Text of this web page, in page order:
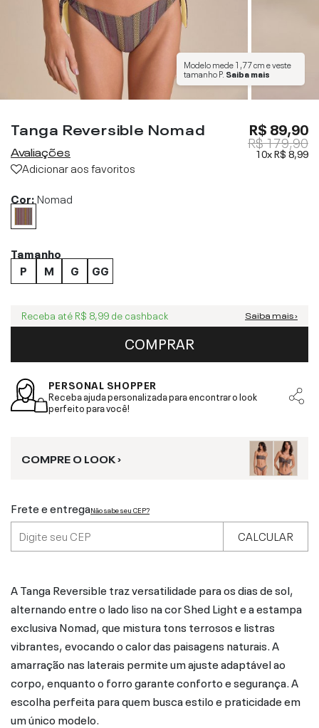
Modelo mede1,77 cme veste
tamanhoP. Saiba mais
Tanga Reversible Nomad
Avaliações
Adicionar aos favoritos
R$ 89,90
R$ 179,90
10xR$ 8,99
Cor:Nomad
Tamanho
P
M G GG
Receba até R$ 8,99 de cashback Saiba mais ›
COMPRAR
PERSONAL SHOPPER
Receba ajuda personalizada para encontrar o look
perfeito para você!
COMPRE O LOOK ›
Frete e entregaNão sabe seu CEP?
CALCULAR
A Tanga Reversible traz versatilidade para os dias de sol,
alternando entre o lado liso na cor Shed Light e a estampa
exclusiva Nomad, que mistura tons terrosos e listras
vibrantes, evocando o calor das paisagens naturais. A
amarração nas laterais permite um ajuste adaptável ao
corpo, enquanto o forro garante conforto e segurança. A
escolha perfeita para quem busca estilo e praticidade em
um único modelo.